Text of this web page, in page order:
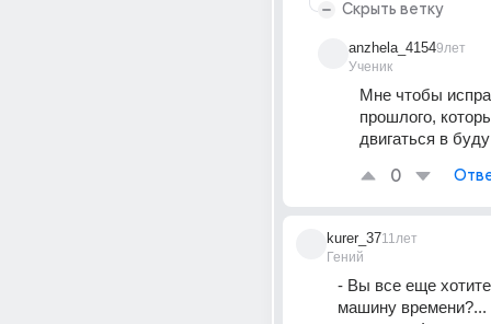
Скрыть ветку
anzhela_4154
Ученик
9лет
Мне чтобы
прошлого,
двигаться в
0
kurer_37
Гений
11лет
- Вы все еще
машину времени?...